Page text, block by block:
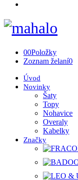
00Položky
Zoznam želaní0
Úvod
Novinky
Šaty
Topy
Nohavice
Overaly
Kabelky
Značky